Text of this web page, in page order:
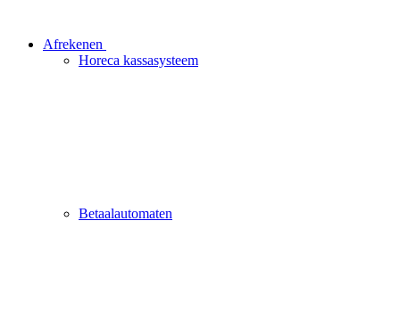
Afrekenen
Horeca kassasysteem
Betaalautomaten